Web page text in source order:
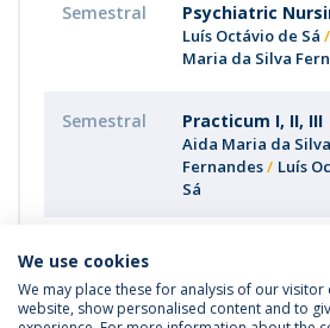
Semestral Psychiatric
Luís Octávio de Sá
Maria da Silva
Semestral Practicum I, II, III
Aida Maria da Silva
Fernandes
Luís
Sá
We use cookies
We may place these for analysis of our
website, show personalised content and to